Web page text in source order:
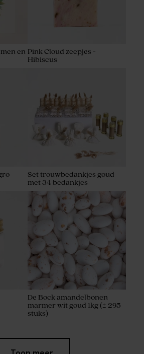
en Pink Cloud zeepjes -
Hibiscus
Set trouwbedankjes goud
met 34 bedankjes
De Bock amandelbonen
marmer wit goud 1kg (± 295
stuks)